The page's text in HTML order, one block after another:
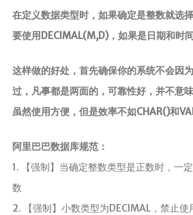
在定义数据类型时，如果确定是整数就选
要使用DECIMAL(M,D)，如果是日期和时
这样做的好处，首先确保你的系统不会因
过，凡事都是两面的，可靠性好，并不意
虽然使用方便，但是效率不如CHAR()和
阿里巴巴数据库规范：
1. 【强制】当确定整数类型是正数时，一
数
2. 【强制】小数类型为DECIMAL，禁止使